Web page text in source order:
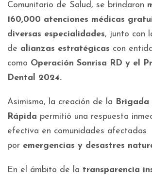
Comunitario de Salud, se brindaron
160,000 atenciones médicas
diversas especialidades, junto con
de alianzas estratégicas con
como Operación Sonrisa RD y el
Dental 2024.
Asimismo, la creación de la Brigada
Rápida permitió una respuesta
efectiva en comunidades afectadas
por emergencias y desastres
En el ámbito de la transparencia